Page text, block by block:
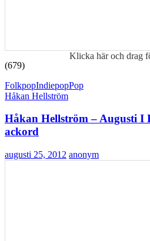
Klicka här och drag
(679)
FolkpopIndiepopPop
Håkan Hellström
Håkan Hellström – Augusti I
ackord
augusti 25, 2012 anonym